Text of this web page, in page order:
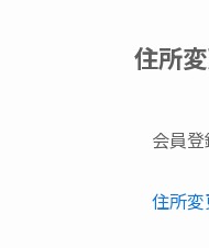
住所
会員
住所